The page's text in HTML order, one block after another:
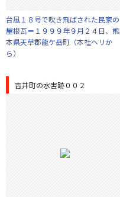
台風１８号で吹き飛ばされた民家の
屋根瓦＝１９９９年９月２４日、熊
本県天草郡龍ケ岳町（本社ヘリか
ら）
吉井町の水害跡００２